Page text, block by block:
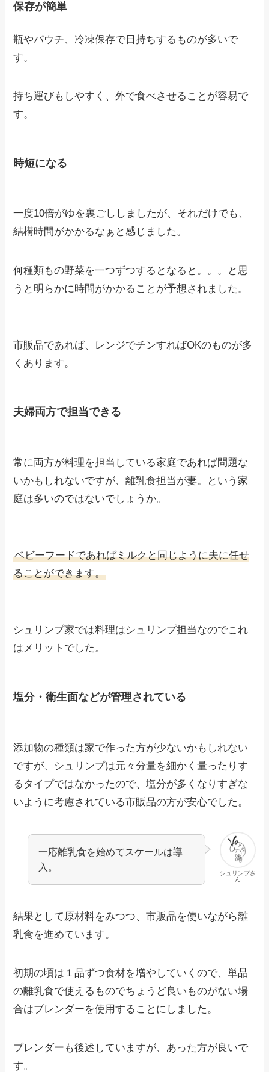
保存が簡単
瓶やパウチ、冷凍保存で日持ちするものが多いで
す。
持ち運びもしやすく、外で食べさせることが容易で
す。
時短になる
一度10倍がゆを裏ごししましたが、それだけでも、
結構時間がかかるなぁと感じました。
何種類もの野菜を一つずつするとなると。。。と思
うと明らかに時間がかかることが予想されました。
市販品であれば、レンジでチンすればOKのものが多
くあります。
夫婦両方で担当できる
常に両方が料理を担当している家庭であれば問題な
いかもしれないですが、離乳食担当が妻。という家
庭は多いのではないでしょうか。
ベビーフードであればミルクと同じように夫に任せ
ることができます。
シュリンプ家では料理はシュリンプ担当なのでこれ
はメリットでした。
塩分・衛生面などが管理されている
添加物の種類は家で作った方が少ないかもしれない
ですが、シュリンプは元々分量を細かく量ったりす
るタイプではなかったので、塩分が多くなりすぎな
いように考慮されている市販品の方が安心でした。
シュリンプさ
ん
一応離乳食を始めてスケールは導
入。
結果として原材料をみつつ、市販品を使いながら離
乳食を進めています。
初期の頃は１品ずつ食材を増やしていくので、単品
の離乳食で使えるものでちょうど良いものがない場
合はブレンダーを使用することにしました。
ブレンダーも後述していますが、あった方が良いで
す。